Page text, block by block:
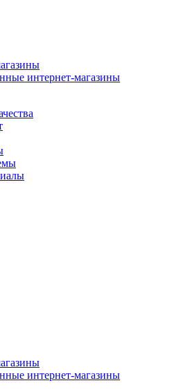
интернет-магазины
интернет-магазины